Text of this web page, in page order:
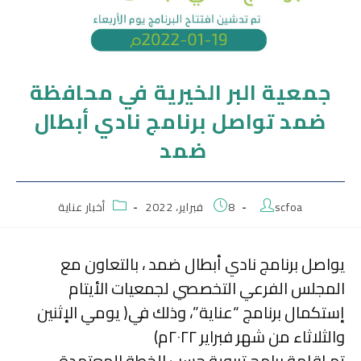
جمعية البر الخيرية في محافظة
ضمد تواصل برنامج نادي أبطال
ضمد
scfoa 8 فبراير، 2022 أخبار عناية
يواصل برنامج نادي أبطال ضمد ، بالتعاون مع
المجلس الفرعي التخصصي لجمعيات الأيتام
إستكمال برنامج “عناية”، وذلك في( يومي الإثنين
والثلاثاء من شهر فبراير ٢٠٢٢م)